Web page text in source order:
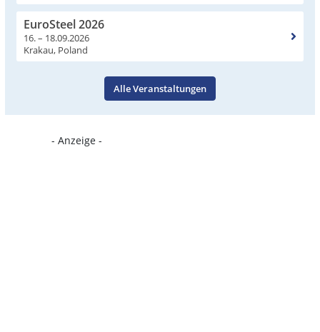
EuroSteel 2026
16. – 18.09.2026
Krakau, Poland
Alle Veranstaltungen
- Anzeige -